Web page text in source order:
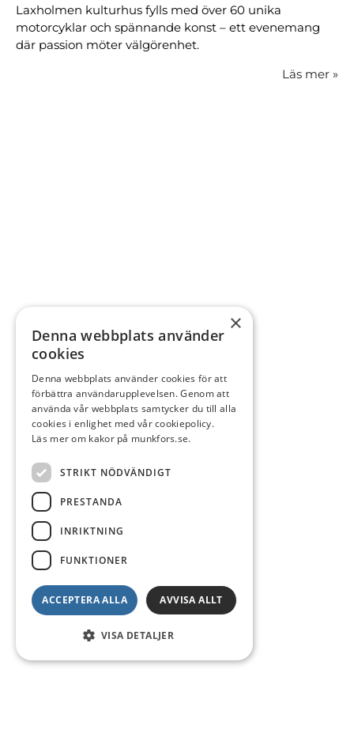
Laxholmen kulturhus fylls med över 60 unika
motorcyklar och spännande konst – ett evenemang
där passion möter välgörenhet.
Läs mer »
×
Denna webbplats använder
cookies
Denna webbplats använder cookies för att
förbättra användarupplevelsen. Genom att
använda vår webbplats samtycker du till alla
cookies i enlighet med vår cookiepolicy.
Läs mer om kakor på munkfors.se.
STRIKT NÖDVÄNDIGT
PRESTANDA
INRIKTNING
FUNKTIONER
ACCEPTERA ALLA AVVISA ALLT
VISA DETALJER